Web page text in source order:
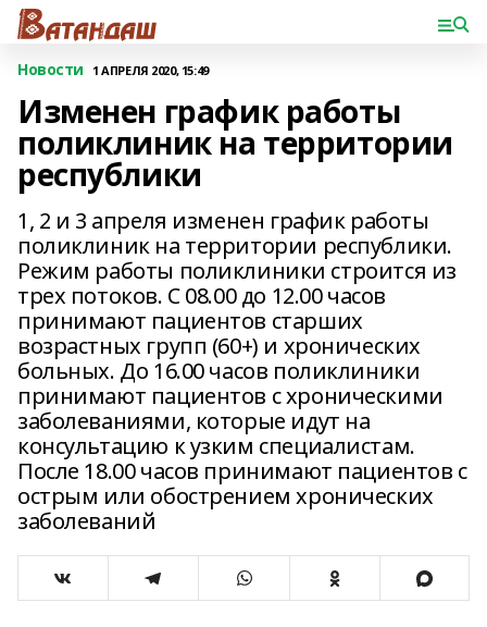
Новости 1 АПРЕЛЯ 2020, 15:49
Изменен график работы
поликлиник на территории
республики
1, 2 и 3 апреля изменен график работы
поликлиник на территории республики.
Режим работы поликлиники строится из
трех потоков. С 08.00 до 12.00 часов
принимают пациентов старших
возрастных групп (60+) и хронических
больных. До 16.00 часов поликлиники
принимают пациентов с хроническими
заболеваниями, которые идут на
консультацию к узким специалистам.
После 18.00 часов принимают пациентов с
острым или обострением хронических
заболеваний